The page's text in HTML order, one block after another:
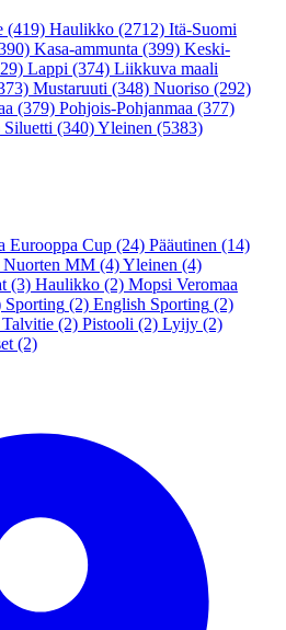
(419) Haulikko (2712) Itä-Suomi
Kasa-ammunta (399) Keski-
Lappi (374) Liikkuva maali
Mustaruuti (348) Nuoriso (292)
(379) Pohjois-Pohjanmaa (377)
Siluetti (340)Yleinen (5383)
Eurooppa Cup (24) Pääutinen (14)
Nuorten MM (4)Yleinen (4)
(3) Haulikko (2) Mopsi Veromaa
Sporting (2) English Sporting (2)
(2) Pistooli (2) Lyijy (2)
(2)